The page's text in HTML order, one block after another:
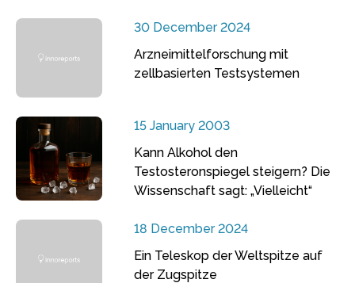
30 December 2024
Arzneimittelforschung mit
zellbasierten Testsystemen
15 January 2003
Kann Alkohol den
Testosteronspiegel steigern? Die
Wissenschaft sagt: „Vielleicht“
18 December 2024
Ein Teleskop der Weltspitze auf
der Zugspitze